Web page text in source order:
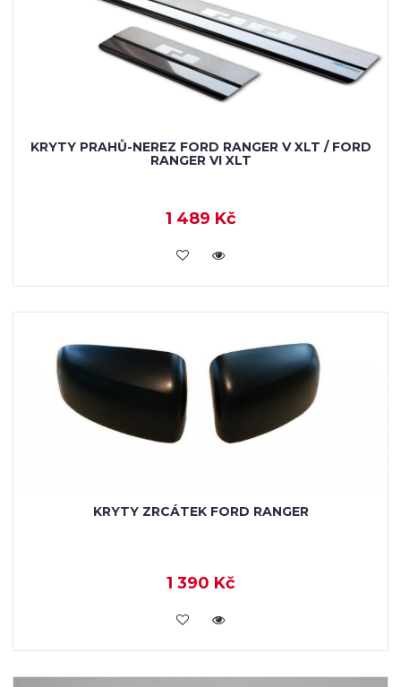
KRYTY PRAHŮ-NEREZ FORD RANGER V XLT / FORD
RANGER VI XLT
1 489 Kč
KOUPIT
KRYTY ZRCÁTEK FORD RANGER
1 390 Kč
KOUPIT